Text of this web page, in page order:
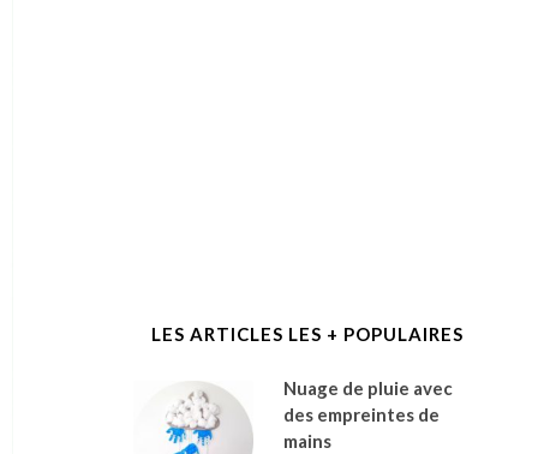
LES ARTICLES LES + POPULAIRES
Nuage de pluie avec
des empreintes de
mains